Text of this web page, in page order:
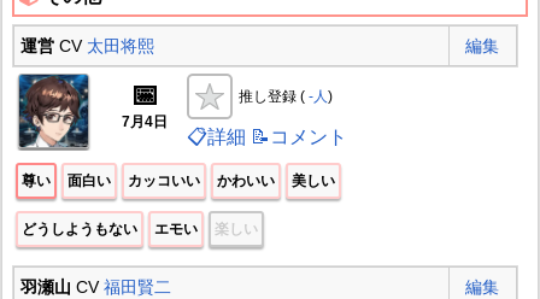
運営CV 太田将熙 編集
📅
7月4日
推し登録 ( -人 )
📋詳細 📝コメント
尊い 面白い カッコいい かわいい 美しい
どうしようもない エモい 楽しい
羽瀬山 CV福田賢二 編集